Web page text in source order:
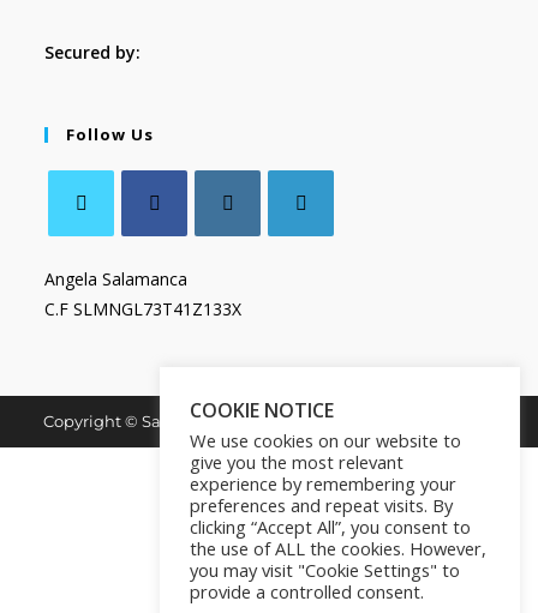
Secured by:
Follow Us
Angela Salamanca
C.F SLMNGL73T41Z133X
Copyright © Salamanca Book & Store. All Rights Reserved.
COOKIE NOTICE
We use cookies on our website to
give you the most relevant
experience by remembering your
preferences and repeat visits. By
clicking “Accept All”, you consent to
the use of ALL the cookies. However,
you may visit "Cookie Settings" to
provide a controlled consent.